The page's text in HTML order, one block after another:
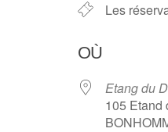
Les
OÙ
Etang du
105 Etand